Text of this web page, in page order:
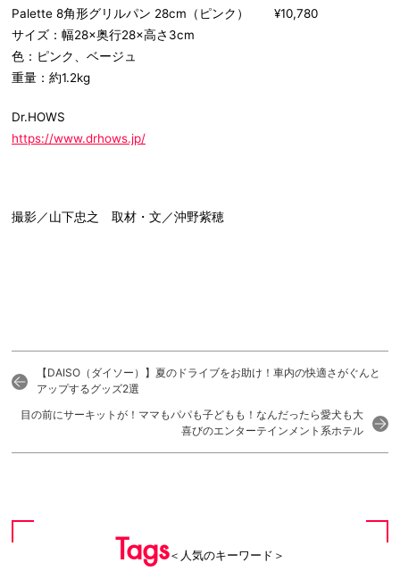
Palette 8角形グリルパン 28cm（ピンク） ¥10,780
サイズ：幅28×奥行28×高さ3cm
色：ピンク、ベージュ
重量：約1.2kg
Dr.HOWS
https://www.drhows.jp/
撮影／山下忠之 取材・文／沖野紫穂
【DAISO（ダイソー）】夏のドライブをお助け！車内の快適さがぐんと
アップするグッズ2選
目の前にサーキットが！ママもパパも子どもも！なんだったら愛犬も大
喜びのエンターテインメント系ホテル
Tags＜人気のキーワード＞